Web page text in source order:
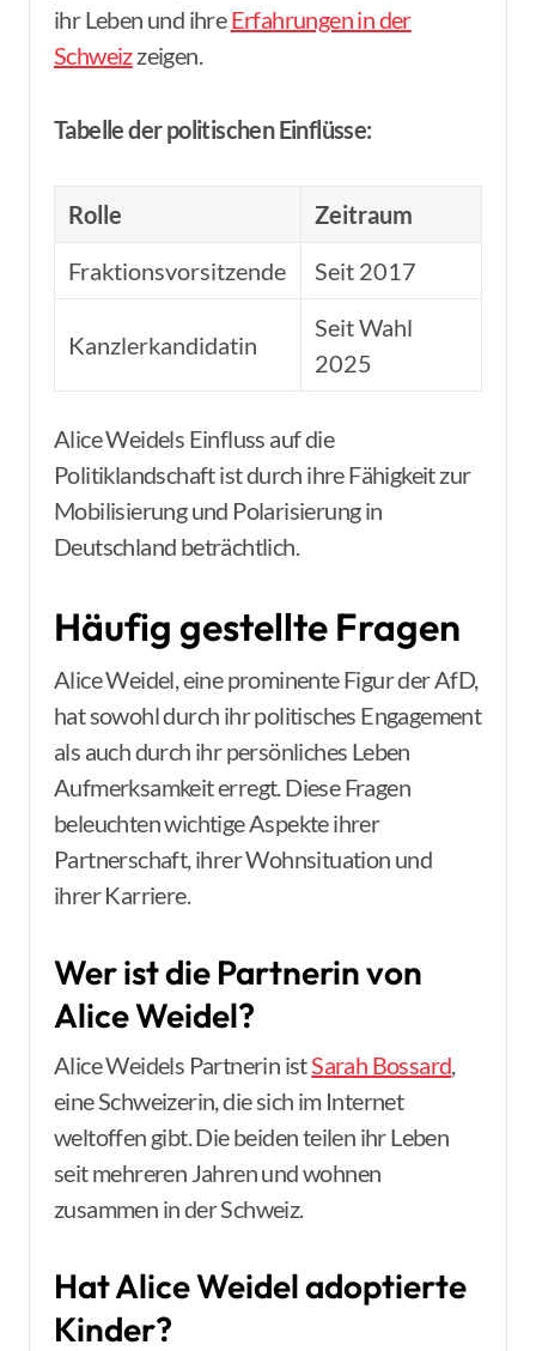
ihr Leben und ihreErfahrungen in der
Schweizzeigen.
Tabelle der politischen Einflüsse:
Rolle
Zeitraum
Fraktionsvorsitzende
Seit 2017
Kanzlerkandidatin
Seit Wahl
2025
Alice Weidels Einfluss auf die
Politiklandschaft ist durch ihre Fähigkeit zur
Mobilisierung und Polarisierung in
Deutschland beträchtlich.
Häufig gestellte Fragen
Alice Weidel, eine prominente Figur der AfD,
hat sowohl durch ihr politisches Engagement
als auch durch ihr persönliches Leben
Aufmerksamkeit erregt. Diese Fragen
beleuchten wichtige Aspekte ihrer
Partnerschaft, ihrer Wohnsituation und
ihrer Karriere.
Wer ist die Partnerin von
Alice Weidel?
Alice Weidels Partnerin istSarah Bossard,
eine Schweizerin, die sich im Internet
weltoffen gibt. Die beiden teilen ihr Leben
seit mehreren Jahren und wohnen
zusammen in der Schweiz.
Hat Alice Weidel adoptierte
Kinder?